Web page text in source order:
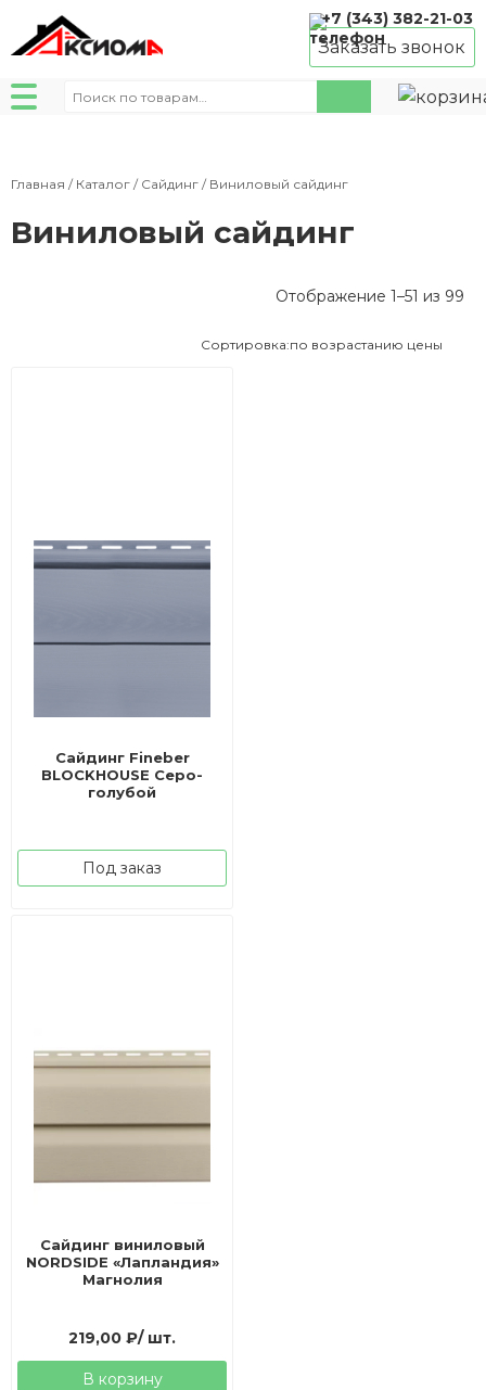
+7 (343) 382-21-03
Заказать звонок
Искать:
Главная / Каталог / Сайдинг / Виниловый сайдинг
Виниловый сайдинг
Отображение 1–51 из 99
Сортировка:по возрастанию цены
Сайдинг Fineber
BLOCKHOUSE Серо-
голубой
Под заказ
Сайдинг виниловый
NORDSIDE «Лапландия»
Магнолия
219,00₽/ шт.
В корзину